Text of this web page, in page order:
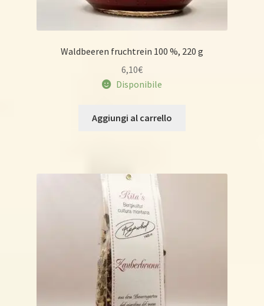
Waldbeeren fruchtrein 100 %, 220 g
6,10€
Disponibile
Aggiungi al carrello